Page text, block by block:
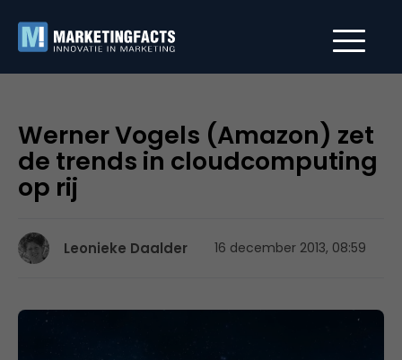
Werner Vogels (Amazon) zet
de trends in cloudcomputing
op rij
Leonieke Daalder 16 december 2013, 08:59